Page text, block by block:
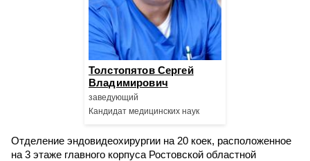
Толстопятов Сергей
Владимирович
заведующий
Кандидат медицинских наук
Отделение эндовидеохирургии на 20 коек, расположенное
на 3 этаже главного корпуса Ростовской областной